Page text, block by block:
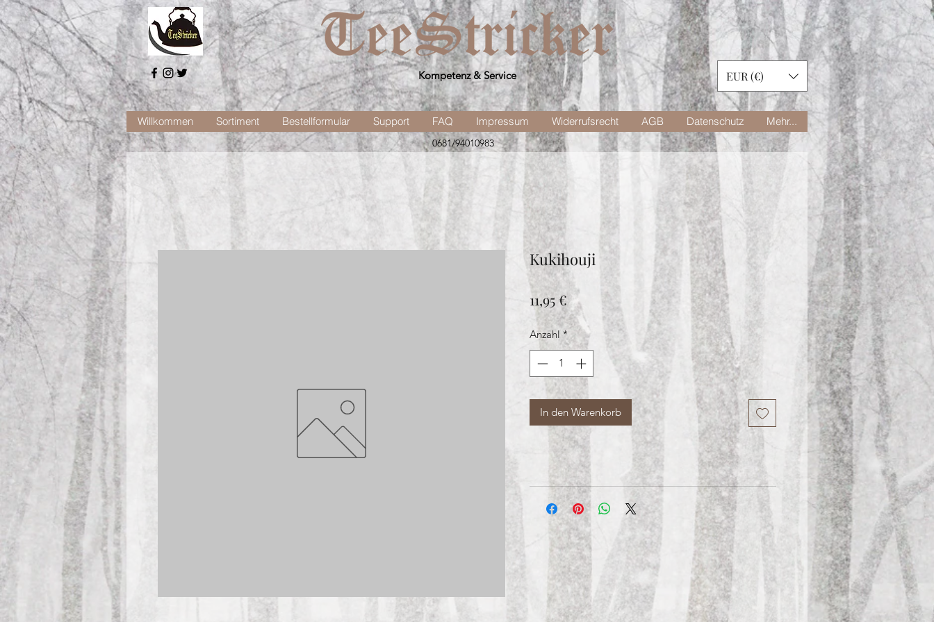
Kompetenz & Service EUR (€)
Willkommen Sortiment Bestellformular Support FAQ Impressum Widerrufsrecht AGB Datenschutz Mehr...
0681/94010983
Kukihouji
11,95 € Preis
Anzahl *
In den Warenkorb